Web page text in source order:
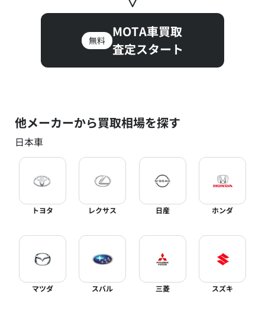
無料
MOTA車買取
査定スタート
他メーカーから買取相場を探す
日本車
トヨタ レクサス 日産 ホンダ
マツダ スバル 三菱 スズキ